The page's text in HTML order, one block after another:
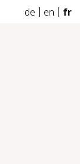
de en fr